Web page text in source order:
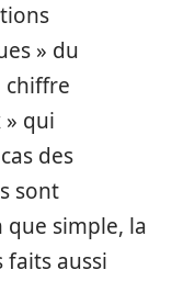
» du
chiffre
» qui
des
sont
que simple, la
aussi